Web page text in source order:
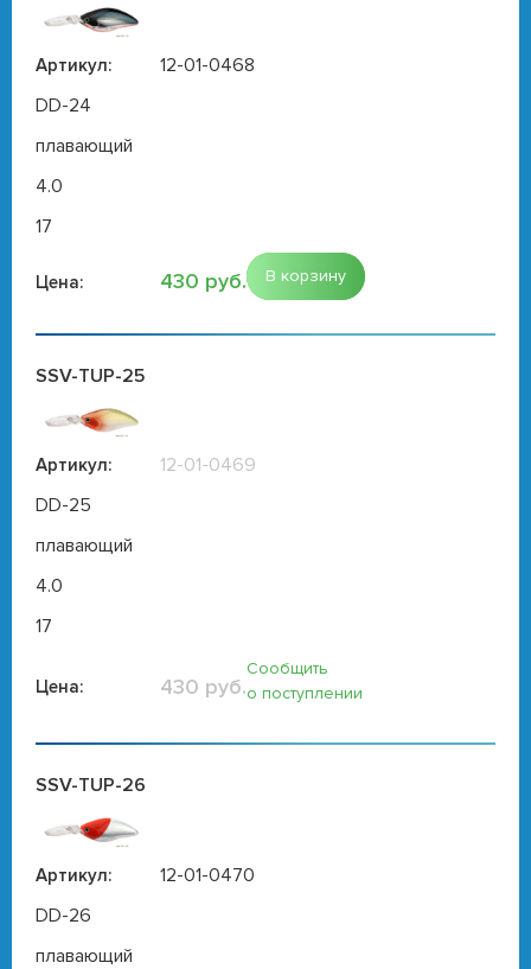
Артикул:
12-01-0468
DD-24
плавающий
4.0
17
Цена: 430 руб. В корзину
SSV-TUP-25
Артикул:
12-01-0469
DD-25
плавающий
4.0
17
Цена: 430 руб.
Сообщить
о поступлении
SSV-TUP-26
Артикул:
12-01-0470
DD-26
плавающий